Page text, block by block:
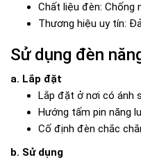
Chất liệu đèn: Chống
Thương hiệu uy tín:
Sử dụng đèn
a. Lắp đặt
Lắp đặt ở nơi có ánh
Hướng tấm pin năng
Cố định đèn chắc
b. Sử dụng